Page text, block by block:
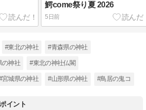
鰐come祭り夏 2026
5日前
#東北の神社 #青森県の神社
の神社 #東北の神社仏閣
宮城県の神社 #山形県の神社 #鳥居の鬼コ
イント